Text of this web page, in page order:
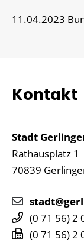
11.04.2023
Kontakt
Stadt
Rathausplatz 1
70839
(0 71 56) 2
(0 71 56) 2